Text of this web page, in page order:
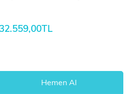
32.559,00TL